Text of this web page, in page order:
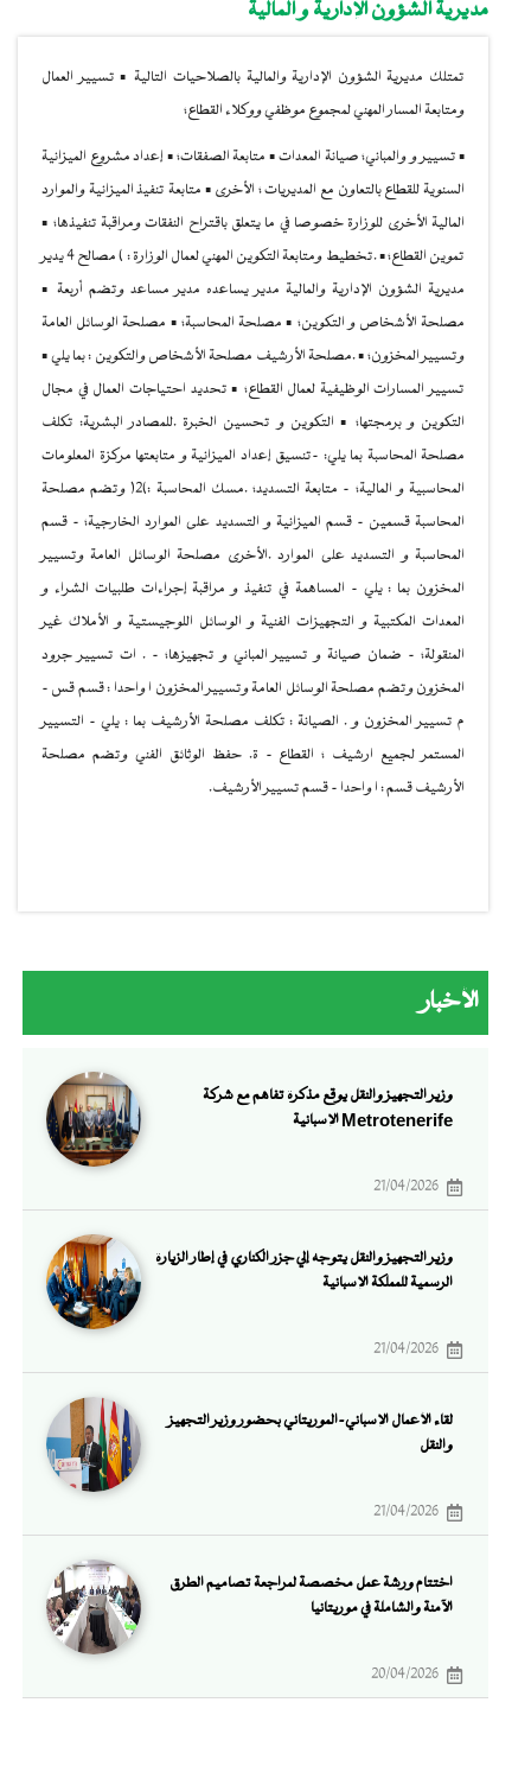
مديرية الشؤون الإدارية و المالية
تمتلك مديرية الشؤون الإدارية والمالية بالصلاحيات التالية ▪ تسيير العمال
ومتابعة المسار المهني لمجموع موظفي ووكلاء القطاع؛
▪ تسيير و والمباني؛ صيانة المعدات ▪ متابعة الصفقات؛ ▪ إعداد مشروع الميزانية
السنوية للقطاع بالتعاون مع المديريات ؛ الأخرى ▪ متابعة تنفيذ الميزانية والموارد
المالية الأخرى للوزارة خصوصا في ما يتعلق باقتراح النفقات ومراقبة تنفيذها؛ ▪
تموين القطاع؛ ▪ .تخطيط ومتابعة التكوين المهني لعمال الوزارة : ) مصالح 4 يدير
مديرية الشؤون الإدارية والمالية مدير يساعده مدير مساعد وتضم أربعة ▪
مصلحة الأشخاص و التكوين؛ ▪ مصلحة المحاسبة؛ ▪ مصلحة الوسائل العامة
وتسيير المخزون؛ ▪ .مصلحة الأرشيف مصلحة الأشخاص والتكوين : بما يلي ▪
تسيير المسارات الوظيفية لعمال القطاع؛ ▪ تحديد احتياجات العمال في مجال
التكوين و برمجتها؛ ▪ التكوين و تحسين الخبرة .للمصادر البشرية: تكلف
مصلحة المحاسبة بما يلي: -تنسيق إعداد الميزانية و متابعتها مركزة المعلومات
المحاسبية و المالية؛ - متابعة التسديد؛ .مسك المحاسبة :)2( وتضم مصلحة
المحاسبة قسمين - قسم الميزانية و التسديد على الموارد الخارجية؛ - قسم
المحاسبة و التسديد على الموارد .الأخرى مصلحة الوسائل العامة وتسيير
المخزون بما : يلي - المساهمة في تنفيذ و مراقبة إجراءات طلبيات الشراء و
المعدات المكتبية و التجهيزات الفنية و الوسائل اللوجيستية و الأملاك غير
المنقولة؛ - ضمان صيانة و تسيير المباني و تجهيزها؛ - . ات تسيير جرود
المخزون وتضم مصلحة الوسائل العامة وتسيير المخزون ا واحدا : قسم قس -
م تسيير المخزون و . الصيانة : تكلف مصلحة الأرشيف بما : يلي - التسيير
المستمر لجميع ارشيف ؛ القطاع - ة. حفظ الوثائق الفني وتضم مصلحة
الأرشيف قسم : ا واحدا - قسم تسيير الأرشيف.
الأخبار
وزير التجهيز والنقل يوقع مذكرة تفاهم مع شركة
Metrotenerife الإسبانية
21/04/2026
وزير التجهيز والنقل يتوجه إلي جزر الكناري في إطار الزيارة
الرسمية للمملكة الإسبانية
21/04/2026
لقاء الأعمال الإسباني-الموريتاني بحضور وزير التجهيز
والنقل
21/04/2026
اختتام ورشة عمل مخصصة لمراجعة تصاميم الطرق
الآمنة والشاملة في موريتانيا
20/04/2026